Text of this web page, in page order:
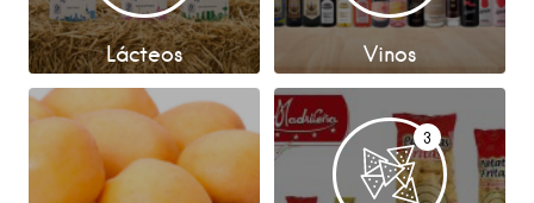
Lácteos Vinos
3